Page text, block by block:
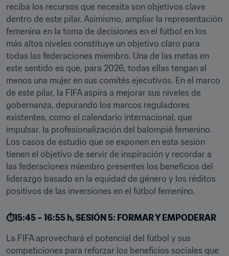
reciba los recursos que necesita son objetivos clave
dentro de este pilar. Asimismo, ampliar la representación
femenina en la toma de decisiones en el fútbol en los
más altos niveles constituye un objetivo claro para
todas las federaciones miembro. Una de las metas en
este sentido es que, para 2026, todas ellas tengan al
menos una mujer en sus comités ejecutivos. En el marco
de este pilar, la FIFA aspira a mejorar sus niveles de
gobernanza, depurando los marcos reguladores
existentes, como el calendario internacional, que
impulsar. la profesionalización del balompié femenino.
Los casos de estudio que se exponen en esta sesión
tienen el objetivo de servir de inspiración y recordar a
las federaciones miembro presentes los beneficios del
liderazgo basado en la equidad de género y los réditos
positivos de las inversiones en el fútbol femenino.
⏱️15:45 – 16:55 h, SESIÓN 5: FORMAR Y EMPODERAR
La FIFA aprovechará el potencial del fútbol y sus
competiciones para reforzar los beneficios sociales que